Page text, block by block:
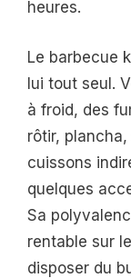
heures.
Le barbecue
lui tout seul.
à froid, des
rôtir,
cuissons
quelques
Sa
rentable sur
disposer du